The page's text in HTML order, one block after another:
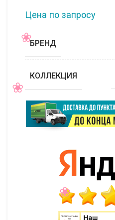
Цена по запросу
БРЕНД
КОЛЛЕКЦИЯ